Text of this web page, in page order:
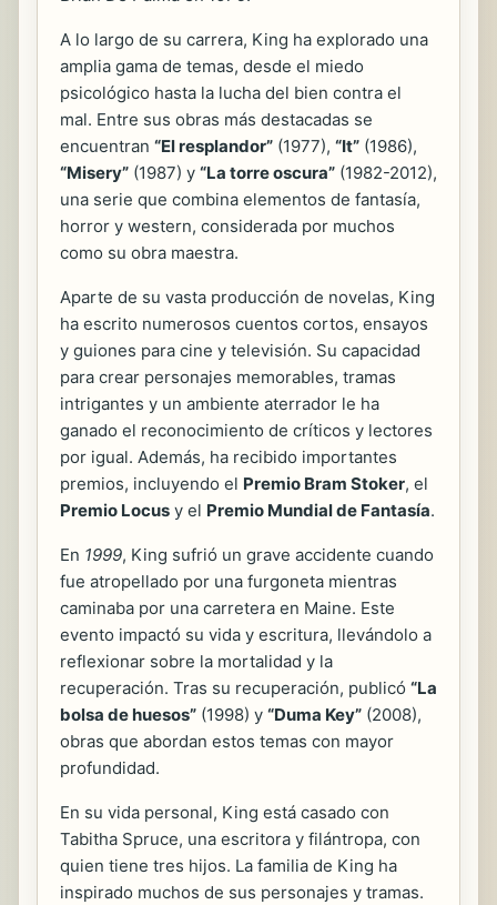
A lo largo de su carrera, King ha explorado una
amplia gama de temas, desde el miedo
psicológico hasta la lucha del bien contra el
mal. Entre sus obras más destacadas se
encuentran “El resplandor” (1977), “It” (1986),
“Misery” (1987) y “La torre oscura” (1982-2012),
una serie que combina elementos de fantasía,
horror y western, considerada por muchos
como su obra maestra.
Aparte de su vasta producción de novelas, King
ha escrito numerosos cuentos cortos, ensayos
y guiones para cine y televisión. Su capacidad
para crear personajes memorables, tramas
intrigantes y un ambiente aterrador le ha
ganado el reconocimiento de críticos y lectores
por igual. Además, ha recibido importantes
premios, incluyendo el Premio Bram Stoker, el
Premio Locus y el Premio Mundial de Fantasía.
En 1999, King sufrió un grave accidente cuando
fue atropellado por una furgoneta mientras
caminaba por una carretera en Maine. Este
evento impactó su vida y escritura, llevándolo a
reflexionar sobre la mortalidad y la
recuperación. Tras su recuperación, publicó “La
bolsa de huesos” (1998) y “Duma Key” (2008),
obras que abordan estos temas con mayor
profundidad.
En su vida personal, King está casado con
Tabitha Spruce, una escritora y filántropa, con
quien tiene tres hijos. La familia de King ha
inspirado muchos de sus personajes y tramas.